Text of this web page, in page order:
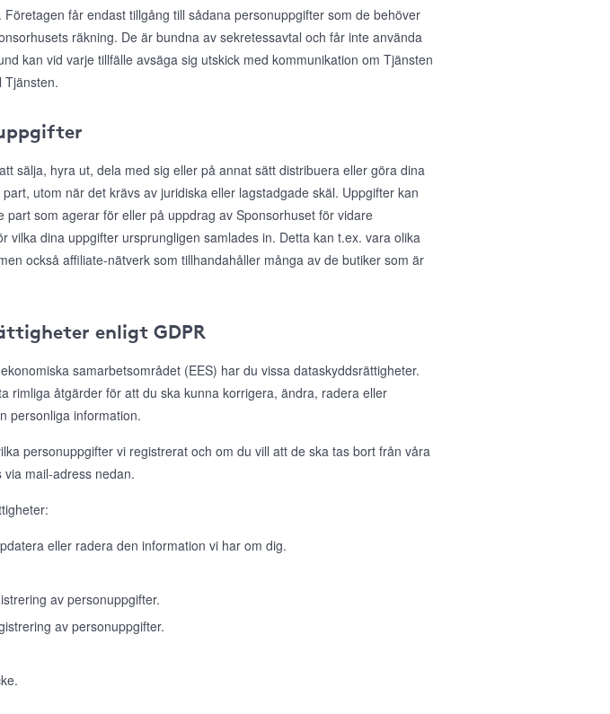
får endast tillgång till sådana personuppgifter som de behöver
räkning. De är bundna av sekretessavtal och får inte använda
kan vid varje tillfälle avsäga sig utskick med kommunikation om Tjänsten
Tjänsten.
sälja, hyra ut, dela med sig eller på annat sätt distribuera eller göra dina
utom när det krävs av juridiska eller lagstadgade skäl. Uppgifter kan
part som agerar för eller på uppdrag av Sponsorhuset för vidare
vilka dina uppgifter ursprungligen samlades in. Detta kan t.ex. vara olika
också affiliate-nätverk som tillhandahåller många av de butiker som är
enligt GDPR
samarbetsområdet (EES) har du vissa dataskyddsrättigheter.
rimliga åtgärder för att du ska kunna korrigera, ändra, radera eller
personliga information.
personuppgifter vi registrerat och om du vill att de ska tas bort från våra
mail-adress nedan.
eller radera den information vi har om dig.
av personuppgifter.
av personuppgifter.